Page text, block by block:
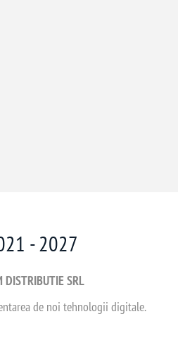
- 2027
DISTRIBUTIE SRL
de noi tehnologii digitale.